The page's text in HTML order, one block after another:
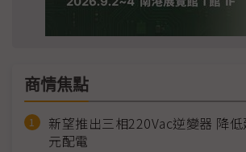
商情焦點
新望推出三相220Vac逆變器 降
元配電